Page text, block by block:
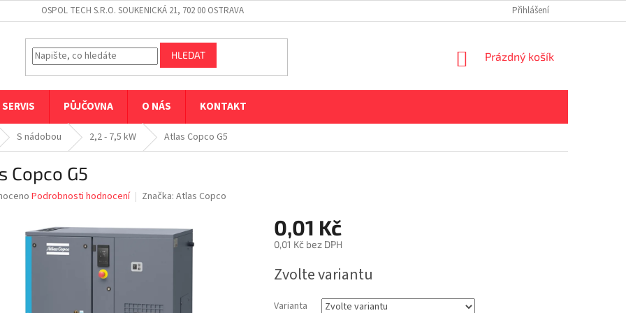
OSPOL TECH S.R.O. SOUKENICKÁ 21, 702 00 OSTRAVA Přihlášení
HLEDAT
NÁKUPNÍ
Prázdný košík
SERVIS PŮJČOVNA O NÁS KONTAKT
S nádobou 2,2 - 7,5 kW Atlas Copco G5
Copco G5
Podrobnosti hodnocení Značka: Atlas Copco
0,01 Kč
0,01 Kč bez DPH
cena:
Zvolte variantu
Varianta